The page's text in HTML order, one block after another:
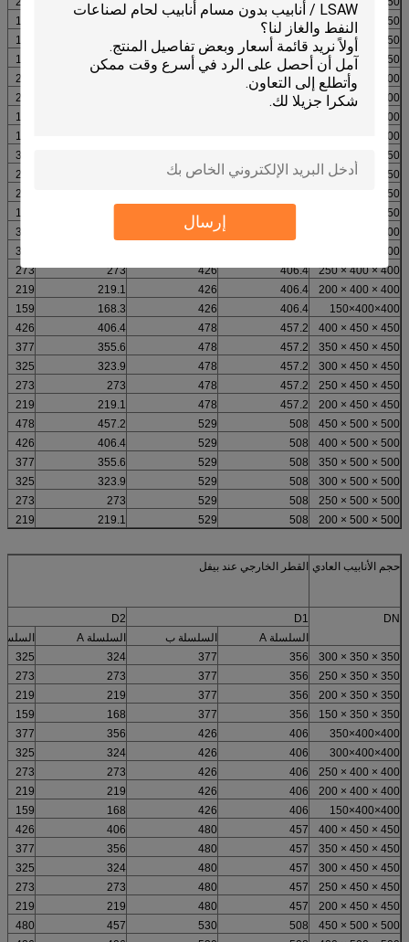
إرسال
250 × 250 × 150
273
273
159
250×250×125
273
133
250 × 250 × 100
273
114.3
108
300×300×250
323.9
273
300×300×200
323.9
219
300 × 300 × 150
159
300×300×125
133
350 × 350 × 300
325
350 × 350 × 250
355.6
377
273
350 × 350 × 200
219
350 × 350 × 150
377
159
400×400×350
426
377
400×400×300
325
400 × 400 × 250
406.4
426
273
273
400 × 400 × 200
406.4
426
219.1
219
400×400×150
406.4
426
168.3
159
450 × 450 × 400
457.2
478
406.4
426
450 × 450 × 350
457.2
478
355.6
377
450 × 450 × 300
457.2
478
323.9
325
450 × 450 × 250
457.2
478
273
273
450 × 450 × 200
457.2
478
219.1
219
500 × 500 × 450
508
529
457.2
478
500 × 500 × 400
508
529
406.4
426
500 × 500 × 350
508
529
355.6
377
500 × 500 × 300
508
529
323.9
325
500 × 500 × 250
508
529
273
273
500 × 500 × 200
508
529
219.1
219
حجم الأنابيب العادي القطر الخارجي عند بيفل
DN
D1
D2
السلسلة A
السلسلة ب السلسلة A
350 × 350 × 300
356
377
324
325
350 × 350 × 250
356
377
273
273
350 × 350 × 200
356
377
219
219
350 × 350 × 150
356
377
168
159
400×400×350
406
426
356
377
400×400×300
406
426
324
325
400 × 400 × 250
406
426
273
273
400 × 400 × 200
406
426
219
219
400×400×150
406
426
168
159
450 × 450 × 400
457
480
406
426
450 × 450 × 350
457
480
356
377
450 × 450 × 300
457
480
324
325
450 × 450 × 250
457
480
273
273
450 × 450 × 200
457
480
219
219
500 × 500 × 450
508
530
457
480